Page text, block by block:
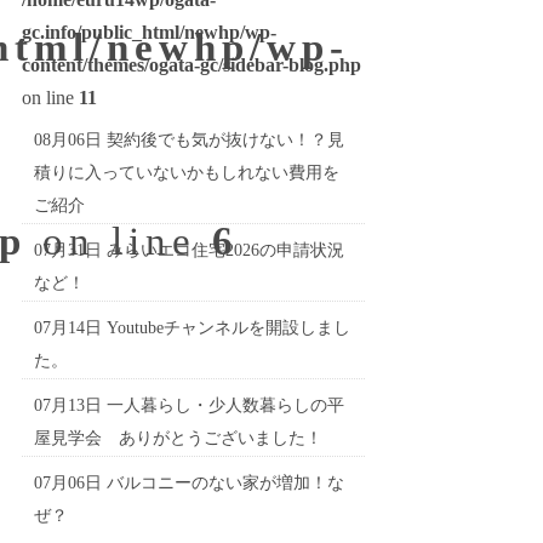
newhp/wp-
on line6
gc.info/public_html/newhp/wp-
content/themes/ogata-gc/sidebar-blog.php
on line 11
08月06日 契約後でも気が抜けない！？見
積りに入っていないかもしれない費用を
ご紹介
07月31日 みらいエコ住宅2026の申請状況
など！
07月14日 Youtubeチャンネルを開設しまし
た。
07月13日 一人暮らし・少人数暮らしの平
屋見学会 ありがとうございました！
07月06日 バルコニーのない家が増加！な
ぜ？